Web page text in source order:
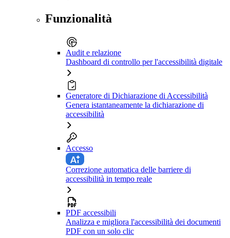
Funzionalità
Audit e relazione
Dashboard di controllo per l'accessibilità digitale
Generatore di Dichiarazione di Accessibilità
Genera istantaneamente la dichiarazione di
accessibilità
Accesso
Correzione automatica delle barriere di
accessibilità in tempo reale
PDF accessibili
Analizza e migliora l'accessibilità dei documenti
PDF con un solo clic